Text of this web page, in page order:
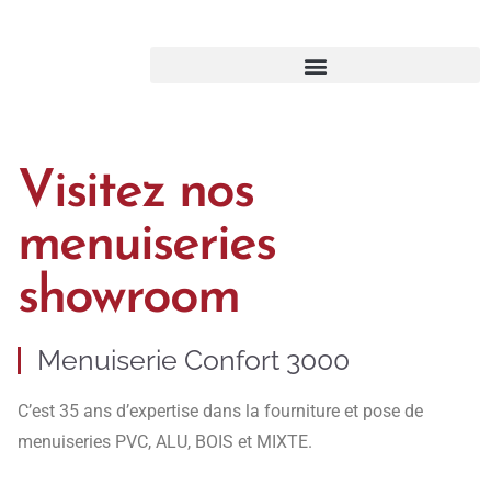
Visitez nos
menuiseries
showroom
Menuiserie Confort 3000
C’est 35 ans d’expertise dans la fourniture et pose de
menuiseries PVC, ALU, BOIS et MIXTE.